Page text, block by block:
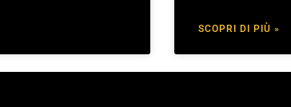
SCOPRI DI PIÙ »